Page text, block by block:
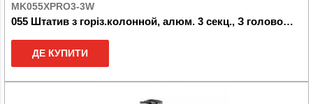
MK055XPRO3-3W
055 Штатив з горіз.колонной, алюм. 3 секц., З головою 3W
ДЕ КУПИТИ